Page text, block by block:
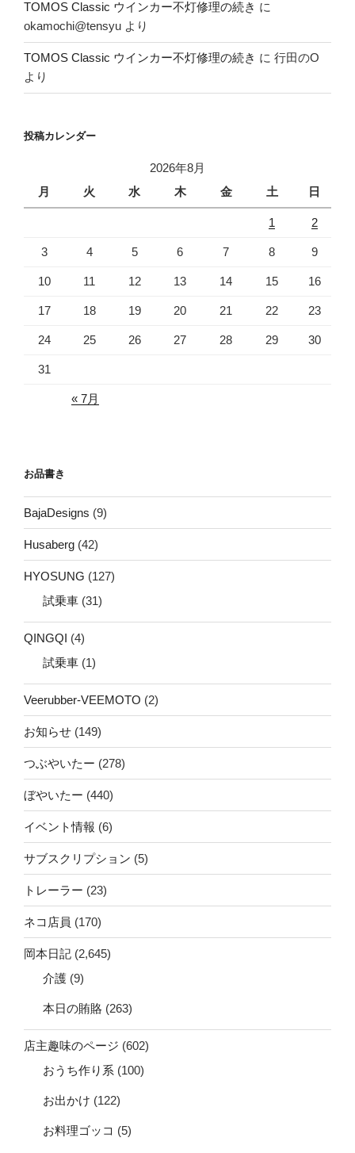
TOMOS Classic ウインカー不灯修理の続き に
okamochi@tensyu より
TOMOS Classic ウインカー不灯修理の続き に 行田のO
より
投稿カレンダー
2026年8月
月
火 水 木 金 土 日
1 2
3 4 5 6 7 8 9
10 11 12 13 14 15 16
17 18 19 20 21 22 23
24 25 26 27 28 29 30
31
« 7月
お品書き
BajaDesigns (9)
Husaberg (42)
HYOSUNG (127)
試乗車 (31)
QINGQI (4)
試乗車 (1)
Veerubber-VEEMOTO (2)
お知らせ (149)
つぶやいたー (278)
ぼやいたー (440)
イベント情報 (6)
サブスクリプション (5)
トレーラー (23)
ネコ店員 (170)
岡本日記 (2,645)
介護 (9)
本日の賄賂 (263)
店主趣味のページ (602)
おうち作り系 (100)
お出かけ (122)
お料理ゴッコ (5)